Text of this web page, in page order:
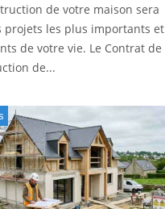
de votre maison sera
projets les plus importants et
de votre vie. Le Contrat de
de...